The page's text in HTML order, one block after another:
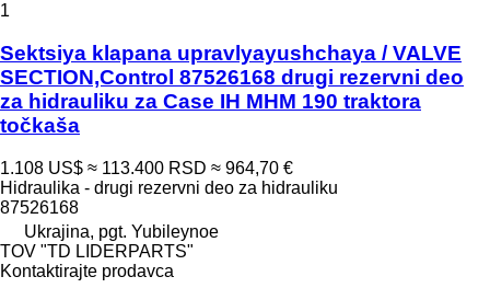
1
Sektsiya klapana upravlyayushchaya / VALVE
SECTION,Control 87526168 drugi rezervni deo
za hidrauliku za Case IH MHM 190 traktora
točkaša
1.108 US$ ≈ 113.400 RSD ≈ 964,70 €
Hidraulika - drugi rezervni deo za hidrauliku
87526168
Ukrajina, pgt. Yubileynoe
TOV "TD LIDERPARTS"
Kontaktirajte prodavca